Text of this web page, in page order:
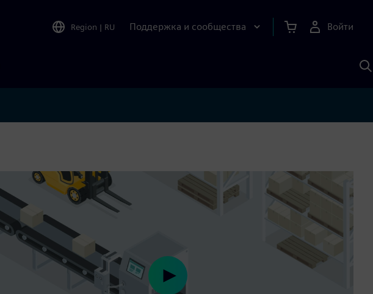
Region | RU Поддержка и сообщества Войти
Play